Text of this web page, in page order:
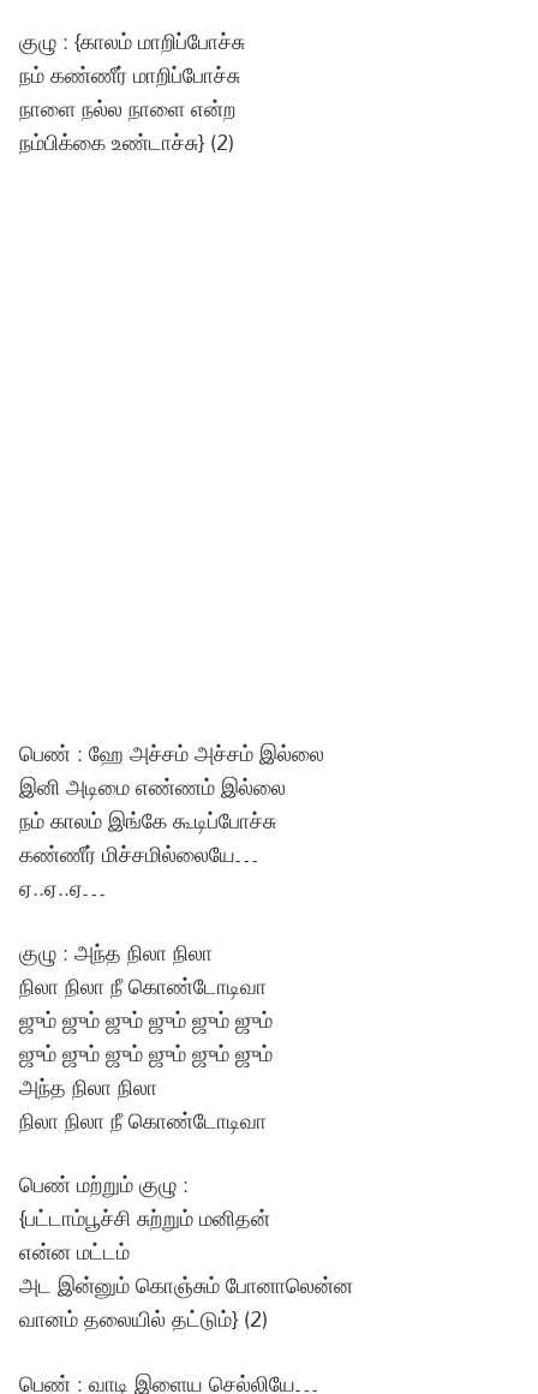
குழு : {காலம் மாறிப்போச்சு
நம் கண்ணீர் மாறிப்போச்சு
நாளை நல்ல நாளை என்ற
நம்பிக்கை உண்டாச்சு} (2)
பெண் : ஹே அச்சம் அச்சம் இல்லை
இனி அடிமை எண்ணம் இல்லை
நம் காலம் இங்கே கூடிப்போச்சு
கண்ணீர் மிச்சமில்லையே…
ஏ..ஏ..ஏ…
குழு : அந்த நிலா நிலா
நிலா நிலா நீ கொண்டோடிவா
ஜும் ஜும் ஜும் ஜும் ஜும் ஜும்
ஜும் ஜும் ஜும் ஜும் ஜும் ஜும்
அந்த நிலா நிலா
நிலா நிலா நீ கொண்டோடிவா
பெண் மற்றும் குழு :
{பட்டாம்பூச்சி சுற்றும் மனிதன்
என்ன மட்டம்
அட இன்னும் கொஞ்சும் போனாலென்ன
வானம் தலையில் தட்டும்} (2)
பெண் : வாடி இளைய செல்லியே…